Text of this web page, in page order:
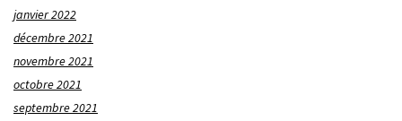
janvier 2022
décembre 2021
novembre 2021
octobre 2021
septembre 2021